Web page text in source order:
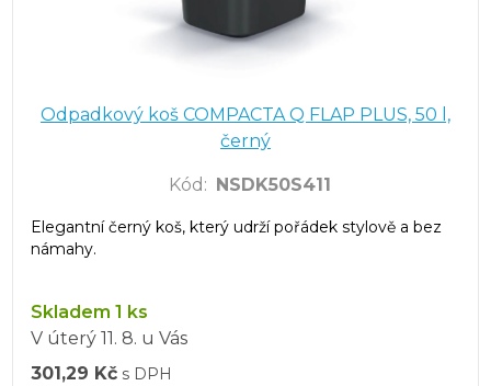
Odpadkový koš COMPACTA Q FLAP PLUS, 50 l,
černý
Kód : NSDK50S411
Elegantní černý koš, který udrží pořádek stylově a bez
námahy.
Skladem 1 ks
V úterý 11. 8. u Vás
301,29 Kč s DPH